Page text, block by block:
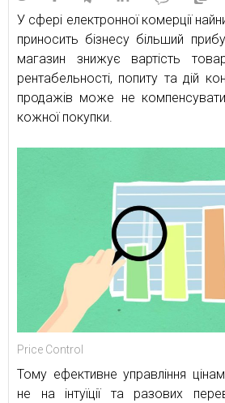
У сфері електронної комерції
приносить бізнесу більший
магазин знижує вартість
рентабельності, попиту та дій
продажів може не
кожної покупки.
Price Control
Тому ефективне управління
не на інтуїції та разових